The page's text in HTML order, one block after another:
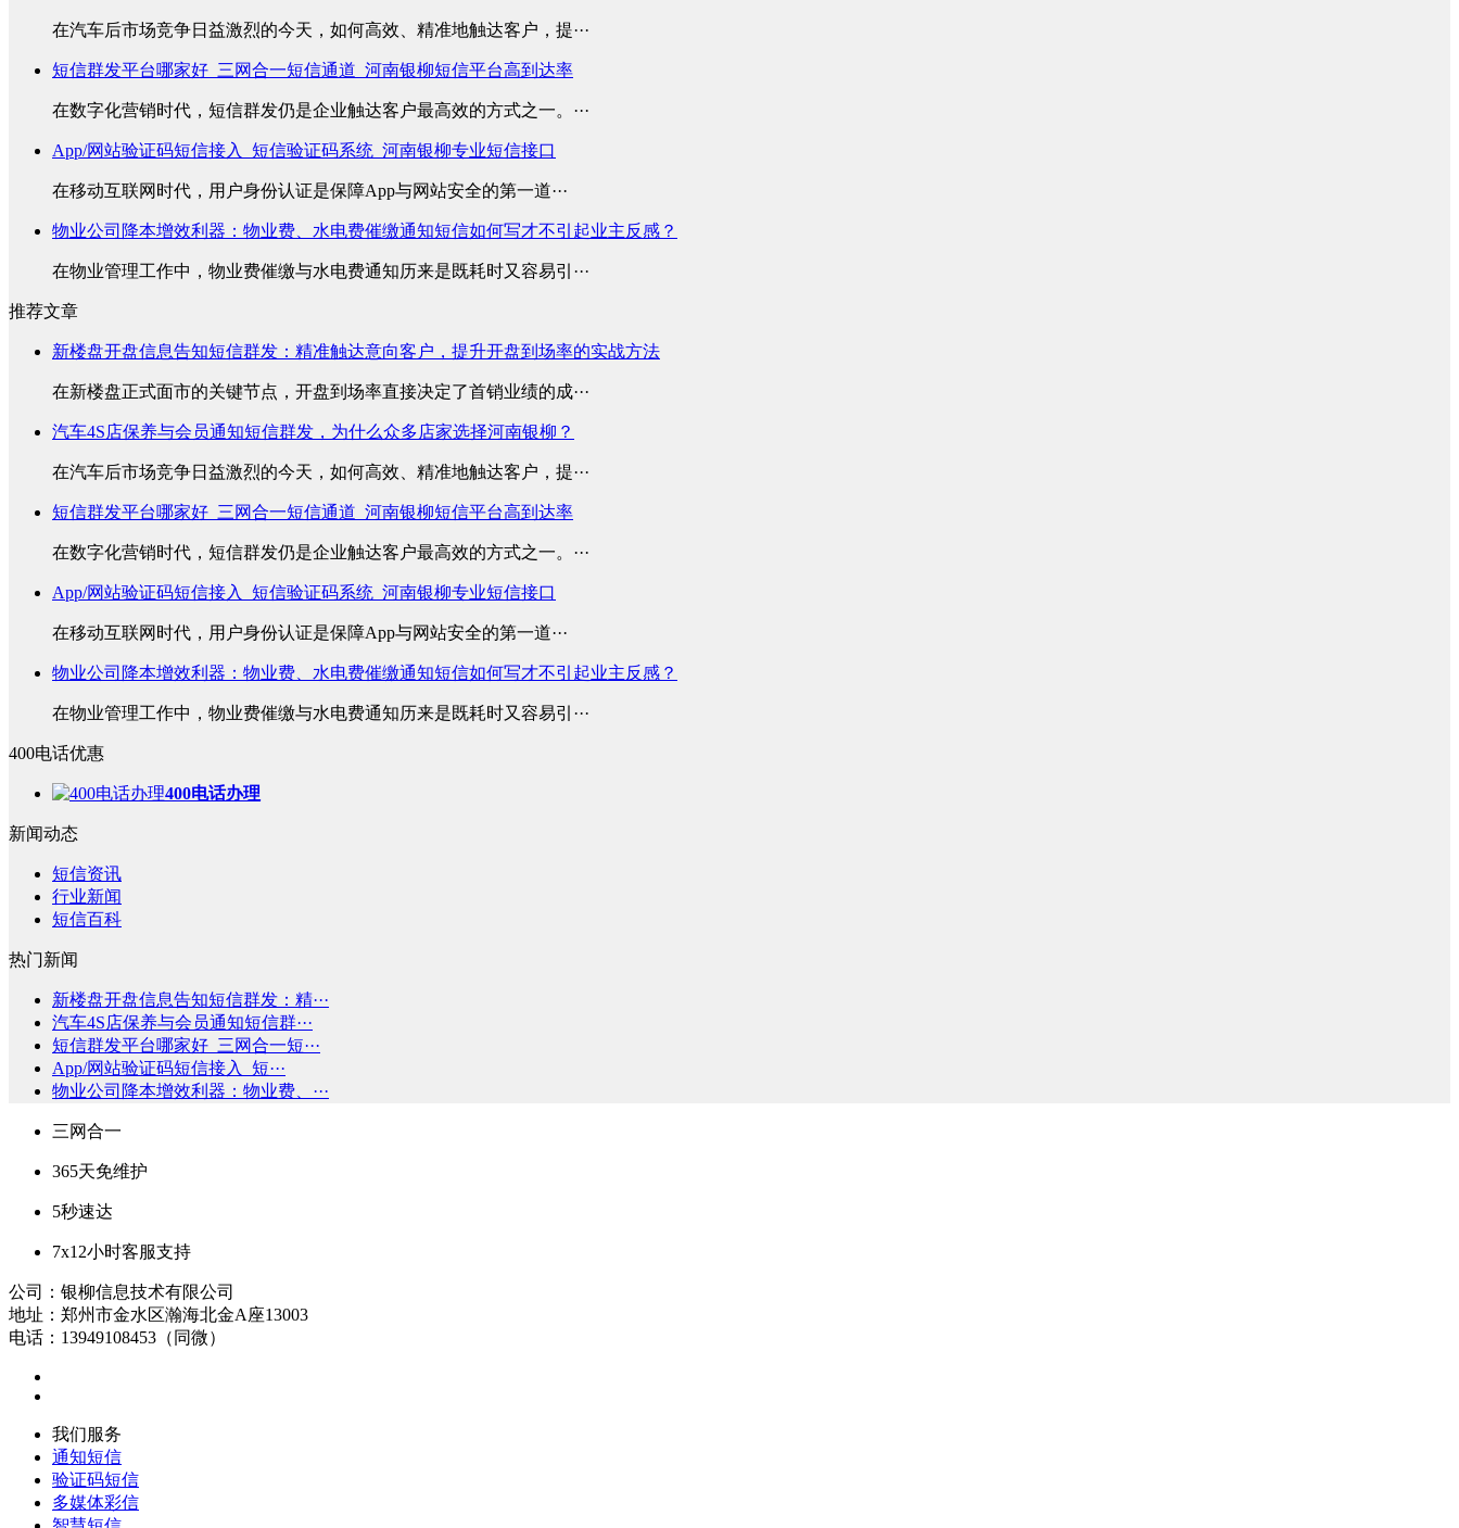
在汽车后市场竞争日益激烈的今天，如何高效、精准地触达客户，提···
短信群发平台哪家好_三网合一短信通道_河南银柳短信平台高到达率
在数字化营销时代，短信群发仍是企业触达客户最高效的方式之一。···
App/网站验证码短信接入_短信验证码系统_河南银柳专业短信接口
在移动互联网时代，用户身份认证是保障App与网站安全的第一道···
物业公司降本增效利器：物业费、水电费催缴通知短信如何写才不引起业主反感？
在物业管理工作中，物业费催缴与水电费通知历来是既耗时又容易引···
推荐文章
新楼盘开盘信息告知短信群发：精准触达意向客户，提升开盘到场率的实战方法
在新楼盘正式面市的关键节点，开盘到场率直接决定了首销业绩的成···
汽车4S店保养与会员通知短信群发，为什么众多店家选择河南银柳？
在汽车后市场竞争日益激烈的今天，如何高效、精准地触达客户，提···
短信群发平台哪家好_三网合一短信通道_河南银柳短信平台高到达率
在数字化营销时代，短信群发仍是企业触达客户最高效的方式之一。···
App/网站验证码短信接入_短信验证码系统_河南银柳专业短信接口
在移动互联网时代，用户身份认证是保障App与网站安全的第一道···
物业公司降本增效利器：物业费、水电费催缴通知短信如何写才不引起业主反感？
在物业管理工作中，物业费催缴与水电费通知历来是既耗时又容易引···
400电话优惠
400电话办理
新闻动态
短信资讯
行业新闻
短信百科
热门新闻
新楼盘开盘信息告知短信群发：精···
汽车4S店保养与会员通知短信群···
短信群发平台哪家好_三网合一短···
App/网站验证码短信接入_短···
物业公司降本增效利器：物业费、···
三网合一
365天免维护
5秒速达
7x12小时客服支持
公司：银柳信息技术有限公司
地址：郑州市金水区瀚海北金A座13003
电话：13949108453（同微）
我们服务
通知短信
验证码短信
多媒体彩信